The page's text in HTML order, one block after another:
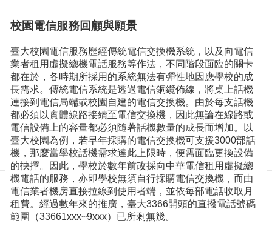
訂
取
消
網
站
導
覽
最
新
消
息
關
於
校園電信服務回顧與願景
臺大校園電信服務歷經傳統電信交換機系統，以及向電信
業者租用虛擬總機電話服務等作法，不同階段面臨的關卡
都在於，各時期所採用的系統無法有彈性地因應學校的成
長需求。傳統電信系統是透過電信銅纜佈線，將桌上話機
連接到電信局端或校園自建的電信交換機。由於每支話機
都必須以實體線路接續至電信交換機，因此無論在線路或
電信設備上的容量都必須隨著話機數量的成長而增加。以
臺大校園為例，若早年採購的電信交換機可支援3000部話
機，那麼當學校話機需求達此上限時，便需面臨更換設備
的抉擇。因此，學校於數年前改採向中華電信租用虛擬總
機電話的服務，亦即學校無須自行採購電信交換機，而由
電信業者機房直接拉線到使用者端，並依每部電話收取月
租費。經過數年來的推廣，臺大3366開頭的直撥電話號碼
範圍（33661xxx~9xxx）已所剩無幾。